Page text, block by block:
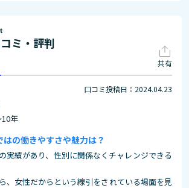
ミ・評判
共有
口コミ投稿日：2024.04.23
年
はの働きやすさや魅力は？
実績があり、性別に関係なくチャレンジできる
、女性だからという線引をされている場面を見